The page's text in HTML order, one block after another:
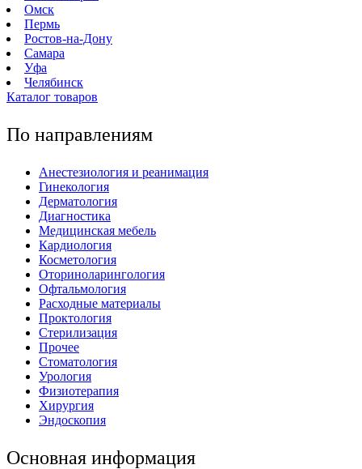
Омск
Пермь
Ростов-на-Дону
Самара
Уфа
Челябинск
Каталог товаров
По направлениям
Анестезиология и реанимация
Гинекология
Дерматология
Диагностика
Медицинская мебель
Кардиология
Косметология
Оториноларингология
Офтальмология
Расходные материалы
Проктология
Стерилизация
Прочее
Стоматология
Урология
Физиотерапия
Хирургия
Эндоскопия
Основная информация